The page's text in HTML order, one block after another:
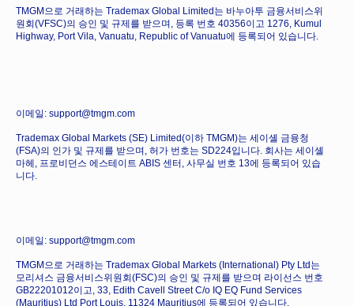
TMGM으로 거래하는 Trademax Global Limited는 바누아투 금융서비스위
원회(VFSC)의 승인 및 규제를 받으며, 등록 번호 40356이고 1276, Kumul
Highway, Port Vila, Vanuatu, Republic of Vanuatu에 등록되어 있습니다.
이메일: support@tmgm.com
Trademax Global Markets (SE) Limited(이하 TMGM)는 세이셸 금융청
(FSA)의 인가 및 규제를 받으며, 허가 번호는 SD224입니다. 회사는 세이셸
마헤, 프로비던스 에스테이트 ABIS 센터, 사무실 번호 13에 등록되어 있습
니다.
이메일: support@tmgm.com
TMGM으로 거래하는 Trademax Global Markets (International) Pty Ltd는
모리셔스 금융서비스위원회(FSC)의 승인 및 규제를 받으며 라이선스 번호
GB22201012이고, 33, Edith Cavell Street C/o IQ EQ Fund Services
(Mauritius) Ltd Port Louis, 11324 Mauritius에 등록되어 있습니다.